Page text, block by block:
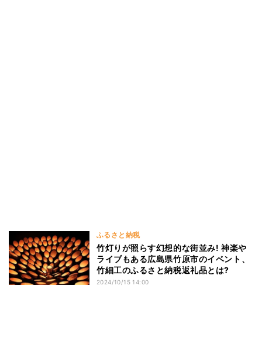
ふるさと納税
竹灯りが照らす幻想的な街並み! 神楽や
ライブもある広島県竹原市のイベント、
竹細工のふるさと納税返礼品とは?
2024/10/15 14:00